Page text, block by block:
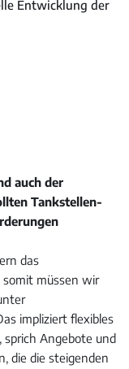
Entwicklung der
auch der
Tankstellen-
das
müssen wir
impliziert flexibles
sprich Angebote und
die die steigenden